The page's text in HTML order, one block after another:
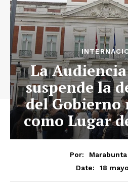
La
suspende la
del Gobierno
como Lugar
Por:
Date:
18